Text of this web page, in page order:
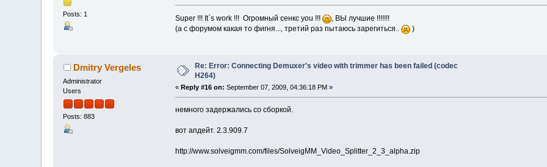
Posts: 1 Super !!! It`s work !!! Огромный сенкс you !!!
, ВЫ лучшие !!!!!!!
(а с форумом какая то фигня..., третий раз пытаюсь зарегиться..
)
Dmitry Vergeles
Administrator
Users
Posts: 883
Re: Error: Connecting Demuxer's video with trimmer has been failed (codec
H264)
« Reply #16 on: September 07, 2009, 04:36:18 PM »
немного задержались со сборкой.
вот апдейт. 2.3.909.7
http://www.solveigmm.com/files/SolveigMM_Video_Splitter_2_3_alpha.zip